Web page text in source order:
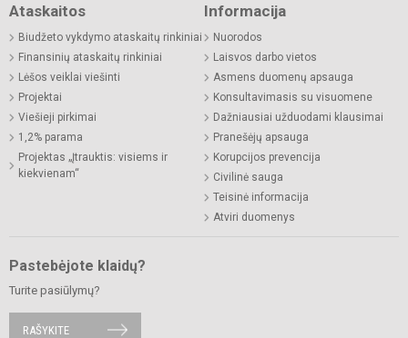
Ataskaitos
Biudžeto vykdymo ataskaitų rinkiniai
Finansinių ataskaitų rinkiniai
Lėšos veiklai viešinti
Projektai
Viešieji pirkimai
1,2% parama
Projektas „Įtrauktis: visiems ir
kiekvienam“
Informacija
Nuorodos
Laisvos darbo vietos
Asmens duomenų apsauga
Konsultavimasis su visuomene
Dažniausiai užduodami klausimai
Pranešėjų apsauga
Korupcijos prevencija
Civilinė sauga
Teisinė informacija
Atviri duomenys
Pastebėjote klaidų?
Turite pasiūlymų?
RAŠYKITE